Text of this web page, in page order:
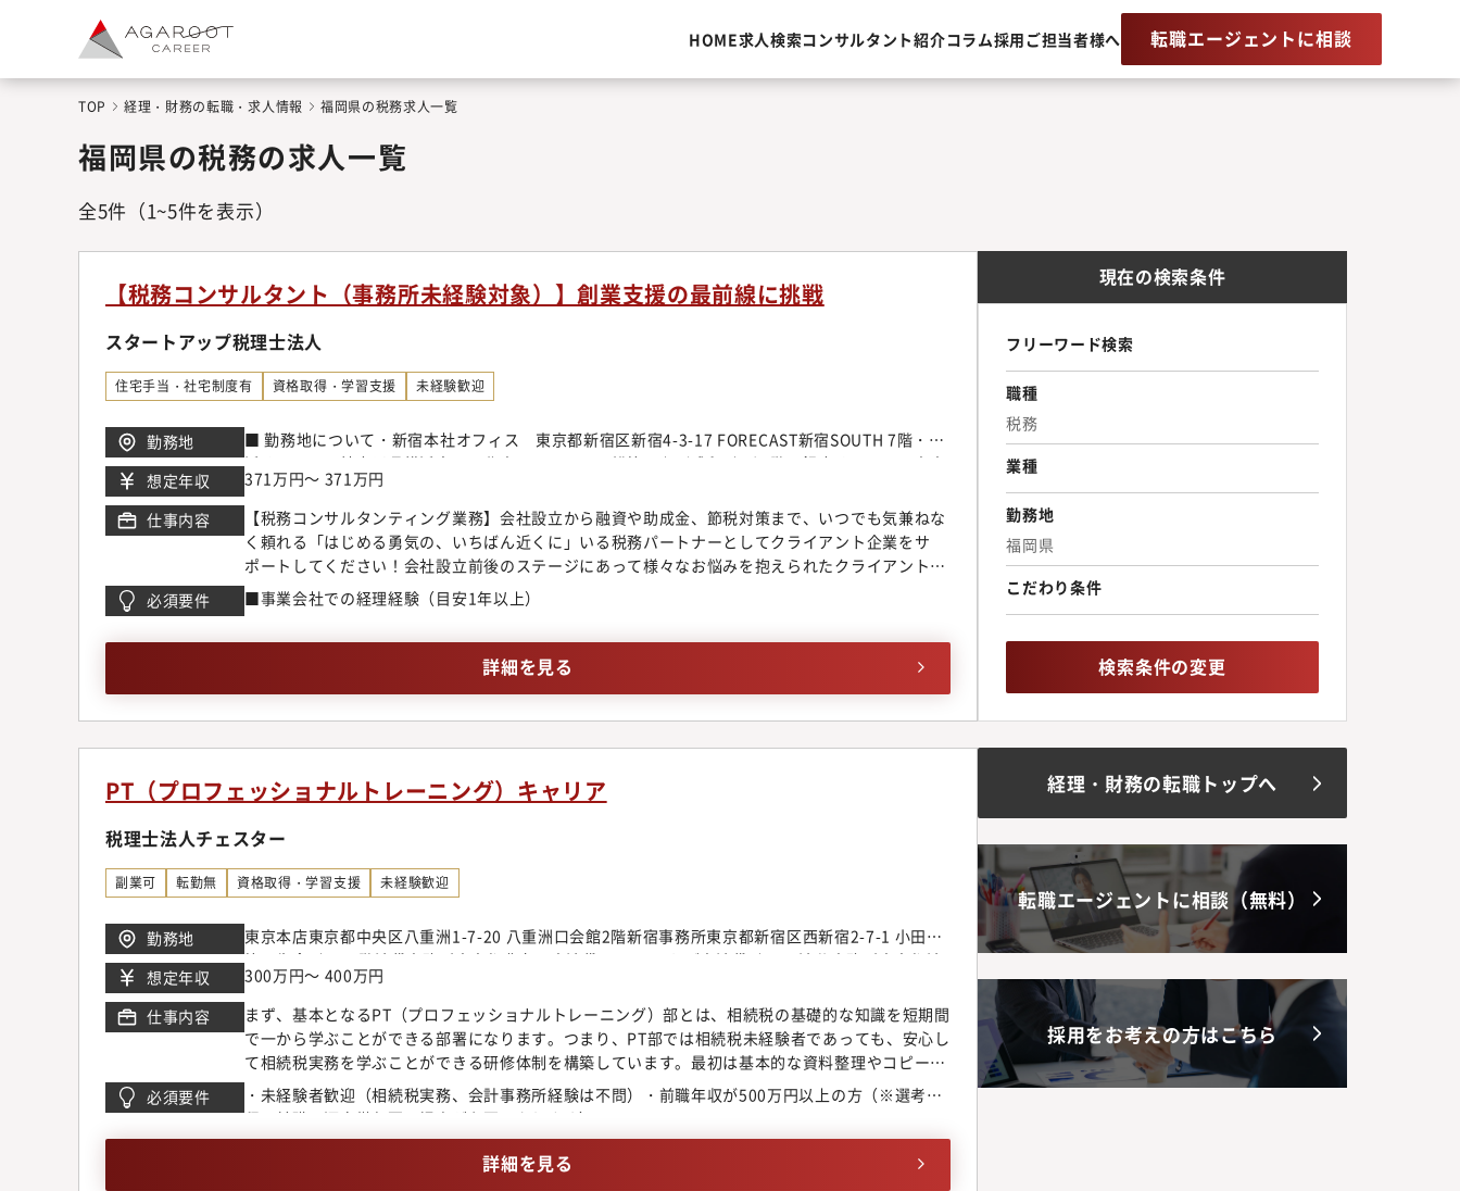
HOME求人検索コンサルタント紹介コラム採用ご担当者様へ 転職エージェントに相談
TOP 経理・財務の転職・求人情報 福岡県の税務求人一覧
福岡県の税務の求人一覧
全5件 （1~5件を表示）
【税務コンサルタント（事務所未経験対象）】創業支援の最前線に挑戦
スタートアップ税理士法人
住宅手当・社宅制度有 資格取得・学習支援 未経験歓迎
勤務地
■ 勤務地について・新宿本社オフィス 東京都新宿区新宿4-3-17 FORECAST新宿SOUTH 7階・横
浜オフィス 神奈川県横浜市西区北幸2丁目3-19 日総第8ビル(成和ビル)4階・銀座オフィス 東京
都中央区銀座6-13-16 ヒューリック銀座ウォールビル6F・福岡オフィス 福岡県福岡市中央区大名
２-９-３５ トウセン天神ビル４階※ 上記4店舗より、ご希望と会社状況を踏まえて決定します。
■就業場所の変更の範囲業務状況やオフィスの新設・統廃合等により、勤務地を変更する可能性が
あります。ただし、原則として転居を伴う異動の場合には本人の希望を最大限に尊重し、相談のう
想定年収
371万円～ 371万円
仕事内容
【税務コンサルタンティング業務】会社設立から融資や助成金、節税対策まで、いつでも気兼ねな
く頼れる「はじめる勇気の、いちばん近くに」いる税務パートナーとしてクライアント企業をサ
ポートしてください！会社設立前後のステージにあって様々なお悩みを抱えられたクライアントに
寄り添い、私たちの想いのこもったサービスを最前線で実行いただく『税務コンサルタント職』と
して、以下の業務をお任せいたします。■仕事概要立ち上げ時期を中心としたクライアント企業が
抱える様々な課題を解決に導くための税務・会計コンサルティング業務全般（業務領域）・巡回監
査・月次・年次決算作成・各種申告書作成・記帳代行・会社設立相談・創業融資等の資金調達など
必須要件 ■事業会社での経理経験（目安1年以上）
詳細を見る
PT（プロフェッショナルトレーニング）キャリア
税理士法人チェスター
副業可 転勤無 資格取得・学習支援 未経験歓迎
勤務地
東京本店東京都中央区八重洲1-7-20 八重洲口会館2階新宿事務所東京都新宿区西新宿2-7-1 小田急
第一生命ビル22階池袋事務所東京都豊島区東池袋1-34-5 いちご東池袋ビル5F渋谷事務所東京都渋
谷区道玄坂1-12-1 渋谷マークシティWEST22階立川事務所東京都立川市曙町2-38-5 立川ビジネス
センタービル9階千葉事務所千葉県船橋市本町2-1-1 船橋スクエア２１ 6階横浜事務所神奈川県横
浜市神奈川区鶴屋町2-23-2 TSプラザビル5階湘南藤沢事務所神奈川県藤沢市南藤沢4-3 日本生命南
藤沢ビル3階大宮事務所埼玉県さいたま市大宮区桜木町1-9-6 大宮センタービル2階名古屋事務所愛
之島ビル13階京都事務所京都府京都市中京区笹屋町435 京都御池第一生命ビルディング 6階神戸事
区博多駅東1-13-6 いちご博多イーストビル2階※ 勤務地はご希望に応じて選択していただけます。
想定年収
300万円～ 400万円
仕事内容
まず、基本となるPT（プロフェッショナルトレーニング）部とは、相続税の基礎的な知識を短期間
で一から学ぶことができる部署になります。つまり、PT部では相続税未経験者であっても、安心し
て相続税実務を学ぶことができる研修体制を構築しています。最初は基本的な資料整理やコピーか
ら始まり、財産評価の基礎（土地、非上場株式等）、相続税申告書の作成や遺産分割協議書、その
他税務署提出書類の作成までを行っていただきます。未経験の方向けの研修プログラムを受けて頂
き、さらに、実際の財産評価業務を経験していただくことで、6カ月程度で独り立ちできるように
丁寧に指導いたします。税理士法人チェスターは相続税申告実績が税理士業界でもトップクラスで
必須要件
・未経験者歓迎（相続税実務、会計事務所経験は不問）・前職年収が500万円以上の方（※選考課
程で前職の源泉徴収票の提出が必要になります）
詳細を見る
現在の検索条件
フリーワード検索
職種
税務
業種
勤務地
福岡県
こだわり条件
検索条件の変更
経理・財務の転職トップへ
転職エージェントに相談（無料）
採用をお考えの方はこちら